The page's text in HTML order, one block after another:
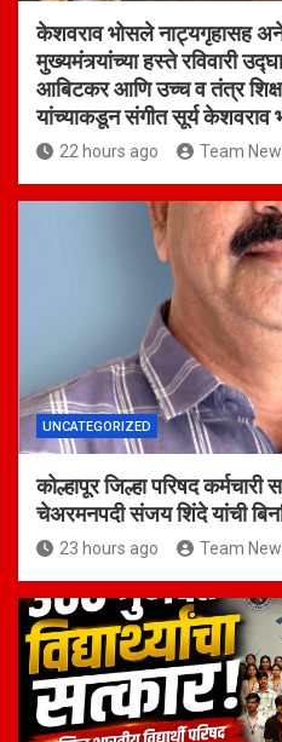
केशवराव भोसले नाट्यगृहासह
मुख्यमंत्र्यांच्या हस्ते रविवारी
आबिटकर आणि उच्च व तंत्र
यांच्याकडून संगीत सूर्य केशवराव
22 hours ago Team
UNCATEGORIZED
कोल्हापूर जिल्हा परिषद कर्मचारी
चेअरमनपदी संजय शिंदे यांची
23 hours ago Team